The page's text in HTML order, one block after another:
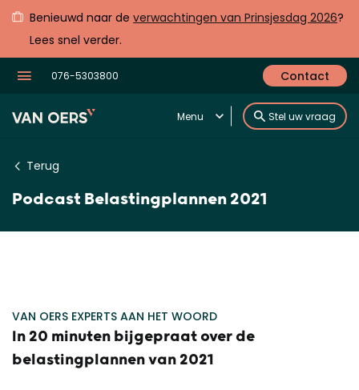
Benieuwd naar de verwachtingen van Prinsjesdag 2026?
Lees snel verder.
076-5303800 Contact
Menu Stel uw vraag
Terug
Podcast Belastingplannen 2021
VAN OERS EXPERTS AAN HET WOORD
In 20 minuten bijgepraat over de
belastingplannen van 2021